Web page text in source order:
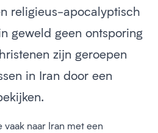
religieus-apocalyptisch
geweld geen ontsporing
zijn geroepen
in Iran door een
naar Iran met een